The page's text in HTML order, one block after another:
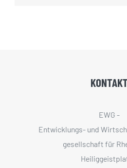
EWG -
Entwicklungs- und
gesellschaft für